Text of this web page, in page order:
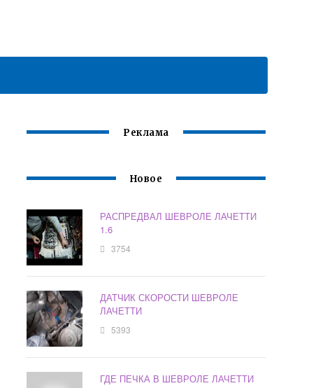
Реклама
Новое
РАСПРЕДВАЛ ШЕВРОЛЕ ЛАЧЕТТИ
1.6
3754
ДАТЧИК СКОРОСТИ ШЕВРОЛЕ
ЛАЧЕТТИ
5393
ГДЕ ПЕЧКА В ШЕВРОЛЕ ЛАЧЕТТИ